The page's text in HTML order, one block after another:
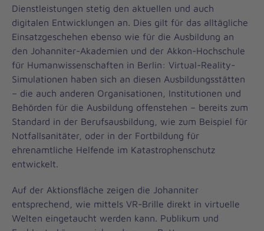
Dienstleistungen stetig den aktuellen und auch
digitalen Entwicklungen an. Dies gilt für das alltägliche
Einsatzgeschehen ebenso wie für die Ausbildung an
den Johanniter-Akademien und der Akkon-Hochschule
für Humanwissenschaften in Berlin: Virtual-Reality-
Simulationen haben sich an diesen Ausbildungsstätten
– die auch anderen Organisationen, Institutionen und
Behörden für die Ausbildung offenstehen – bereits zum
Standard in der Berufsausbildung, wie zum Beispiel für
Notfallsanitäter, oder in der Fortbildung für
ehrenamtliche Helfende im Katastrophenschutz
entwickelt.
Auf der Aktionsfläche zeigen die Johanniter
entsprechend, wie mittels VR-Brille direkt in virtuelle
Welten eingetaucht werden kann. Publikum und